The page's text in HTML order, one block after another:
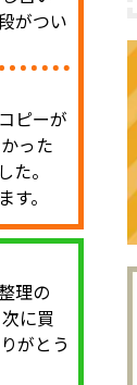
がつい
ピーが
った
。
。
理の
に買
がとう